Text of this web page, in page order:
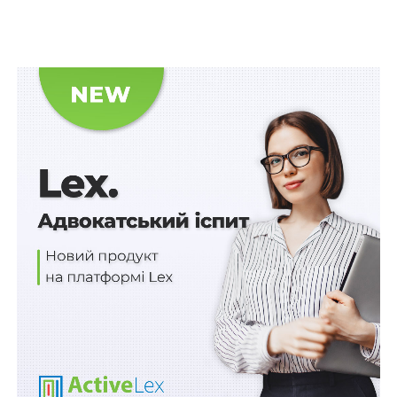
кримінальної відповідальності за державну
зраду
Постановою апеляційного адміністративного суду
рішення скасовано та у задоволенні позовних вимог
відмовлено, мотивуючи тим, що чинне законодавство
України та, зокрема, і Закон України «Про правовий
режим воєнного стану» № 389-VIII
у жодному разі не
забороняє організацію і проведення в умовах
воєнного стану конкурсів на посади керівників
комунальних закладів, посади державної служби.
Розглянувши касаційну скаргу позивача, Верховний
Суд вказав, що згідно з контрактом він призначений
на посаду директора – художнього керівника КЗ
«Кіровоградський академічний обласний український